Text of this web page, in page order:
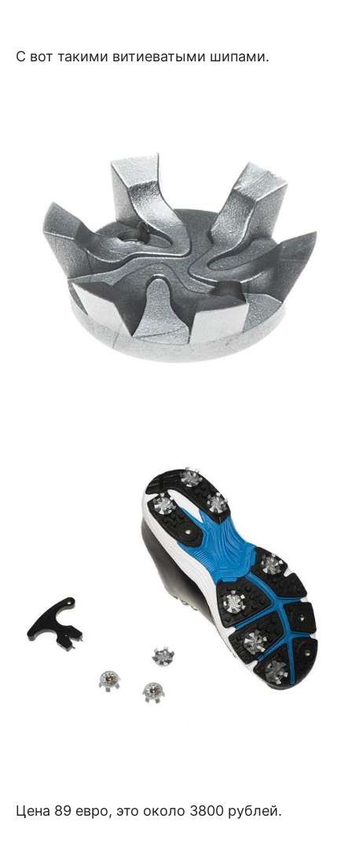
С вот такими витиеватыми шипами.
Цена 89 евро, это около 3800 рублей.